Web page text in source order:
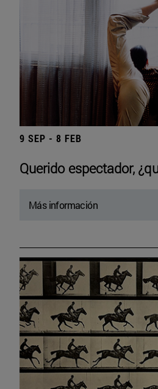
9 SEP - 8 FEB
Querido espectador,
Más información